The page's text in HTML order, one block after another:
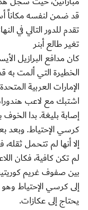
قد ضمن لنفسه مكاناً
تقدم للدور التالي في
تغير طالع أبنر
كان مدافع البرازيل
الخطيرة التي ألمت
الإمارات العربية
اشتبك مع لاعب
إصابة بليغة. بدا
كرسي الإحتياط. وبعد
إلا أنها لم تتحمل
لم تكن كافية، فكان
بين صفوف غريم
إلى كرسي الإحتياط
يحتاج إلى عكازات.